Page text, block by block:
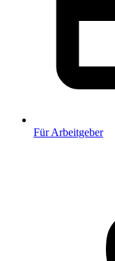
Für Arbeitgeber